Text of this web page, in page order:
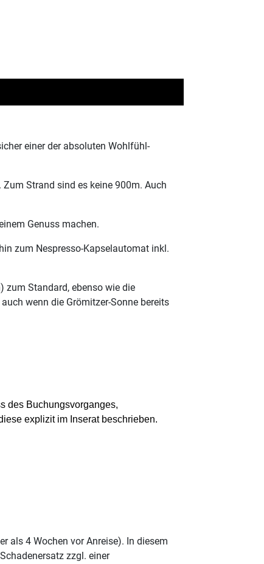
einer der absoluten Wohlfühl-
Strand sind es keine 900m. Auch
Genuss machen.
zum Nespresso-Kapselautomat inkl.
zum Standard, ebenso wie die
wenn die Grömitzer-Sonne bereits
des Buchungsvorganges,
explizit im Inserat beschrieben.
als 4 Wochen vor Anreise). In diesem
zzgl. einer